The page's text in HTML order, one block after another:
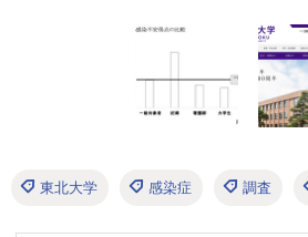
東北大学 感染症 調査